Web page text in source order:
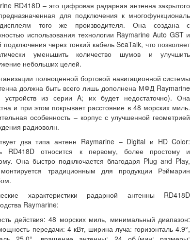
RD418D – это цифровая радарная антенна закрытого
для подключения к многофункциональ
того же производителя. Она создана с
использования технологии Raymarine Auto GST и
подключения через тонкий кабель SeaTalk, что позволяет
уменьшить количество шумов и улучшить
небольших целей.
полноценной бортовой навигационной системы
должна быть всего лишь дополнена МФД Raymarine
устройств из серии A; их будет недостаточно). Она
и при этом покрывает расстояние в 48 морских миль.
особенность – корпус с улучшенной геометрией
радиоволн.
два типа антенн Raymarine – Digital и HD Color:
RD418D относится к первому, более простому и
Она быстро подключается благодаря Plug and Play,
традиционным для продукции Рэймарин
характеристики радарной антенны RD418D
Raymarine:
действия: 48 морских миль, минимальный диапазон:
передачи: 4 кВт, ширина луча: горизонталь 4.9°,